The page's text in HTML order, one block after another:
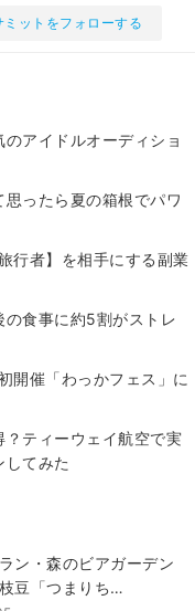
ミットをフォローする
のアイドルオーディショ
思ったら夏の箱根でパワ
行者】を相手にする副業
の食事に約5割がストレ
催「わっかフェス」に
ティーウェイ航空で実
てみた
ン・森のビアガーデン
豆「つまりち…